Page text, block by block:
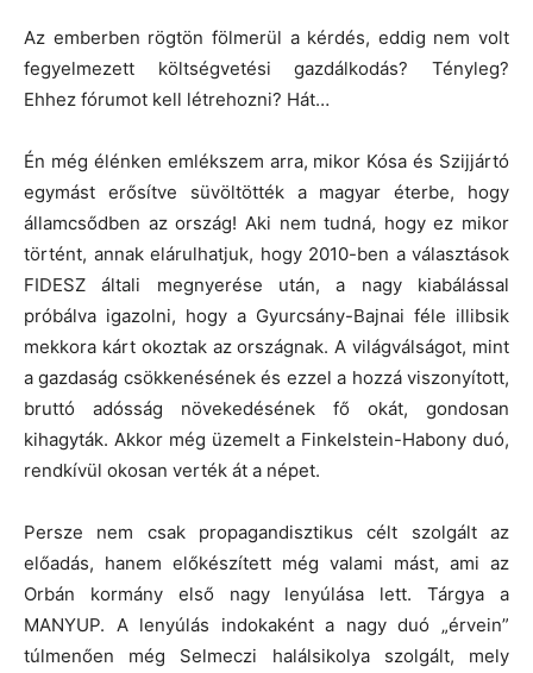
Az emberben rögtön fölmerül a kérdés, eddig nem volt
fegyelmezett költségvetési gazdálkodás? Tényleg?
Ehhez fórumot kell létrehozni? Hát…
Én még élénken emlékszem arra, mikor Kósa és Szijjártó
egymást erősítve süvöltötték a magyar éterbe, hogy
államcsődben az ország! Aki nem tudná, hogy ez mikor
történt, annak elárulhatjuk, hogy 2010-ben a választások
FIDESZ általi megnyerése után, a nagy kiabálással
próbálva igazolni, hogy a Gyurcsány-Bajnai féle illibsik
mekkora kárt okoztak az országnak. A világválságot, mint
a gazdaság csökkenésének és ezzel a hozzá viszonyított,
bruttó adósság növekedésének fő okát, gondosan
kihagyták. Akkor még üzemelt a Finkelstein-Habony duó,
rendkívül okosan verték át a népet.
Persze nem csak propagandisztikus célt szolgált az
előadás, hanem előkészített még valami mást, ami az
Orbán kormány első nagy lenyúlása lett. Tárgya a
MANYUP. A lenyúlás indokaként a nagy duó „érvein”
túlmenően még Selmeczi halálsikolya szolgált, mely